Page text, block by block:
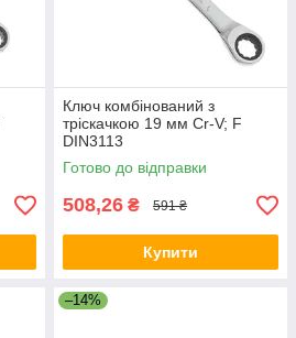
Ключ комбінований з
тріскачкою 19 мм Cr-V; F
DIN3113
Готово до відправки
508,26 ₴ 591 ₴
Купити
–14%